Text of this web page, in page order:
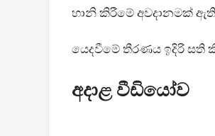
හානි කිරීමේ අවදානමක් ඇති
යෙදවීමේ තීරණය ඉදිරි සති
අදාළ වීඩියෝව